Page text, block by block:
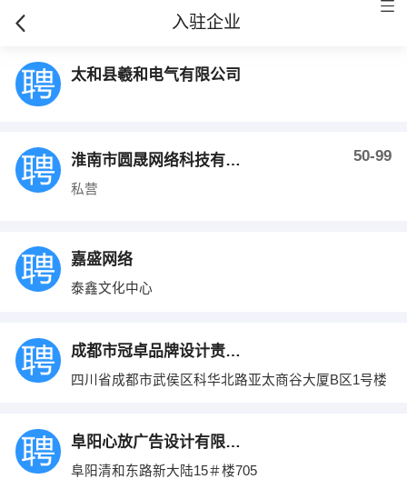
入驻企业
太和县羲和电气有限公司
淮南市圆晟网络科技有限公司 50-99
私营
嘉盛网络
泰鑫文化中心
成都市冠卓品牌设计责任有限公司
四川省成都市武侯区科华北路亚太商谷大厦B区1号楼
阜阳心放广告设计有限公司
阜阳清和东路新大陆15＃楼705